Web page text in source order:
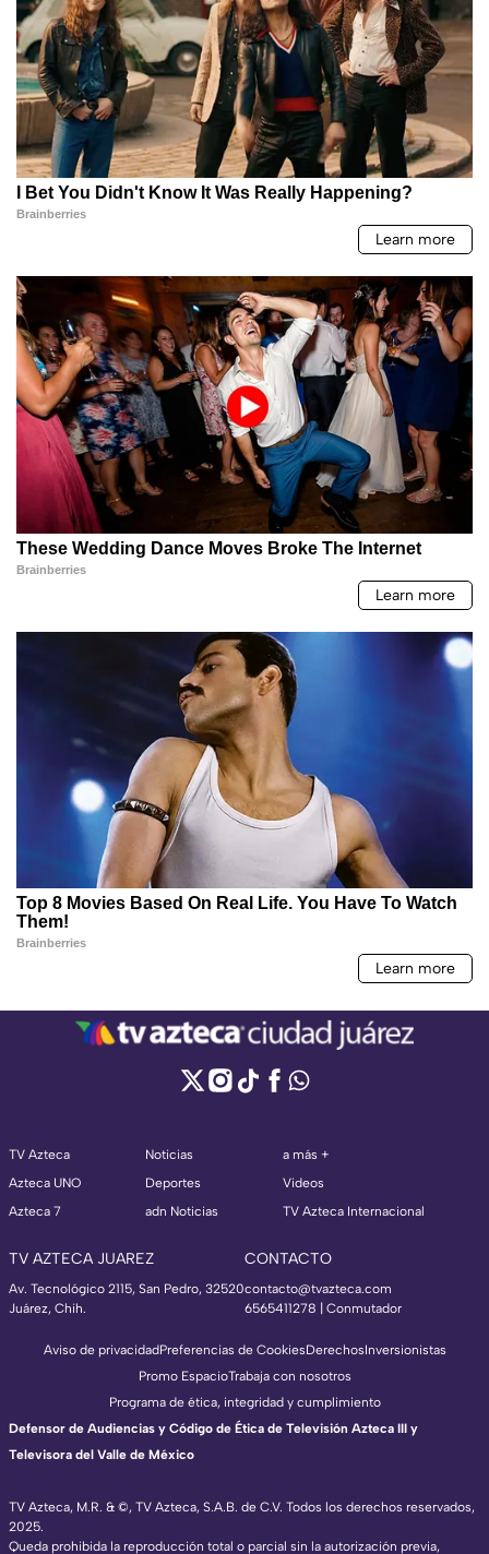
TV Azteca
Azteca UNO
Azteca 7
Noticias
Deportes
adn Noticias
a más +
Videos
TV Azteca Internacional
TV AZTECA JUAREZ
Av. Tecnológico 2115, San Pedro, 32520
Juárez, Chih.
CONTACTO
contacto@tvazteca.com
6565411278 | Conmutador
TV Azteca, M.R. & ©, TV Azteca, S.A.B. de C.V. Todos los derechos reservados,
2025.
Queda prohibida la reproducción total o parcial sin la autorización previa,
Aviso de privacidadPreferencias de CookiesDerechosInversionistas
Promo EspacioTrabaja con nosotros
Programa de ética, integridad y cumplimiento
Defensor de Audiencias y Código de Ética de Televisión Azteca III y
Televisora del Valle de México